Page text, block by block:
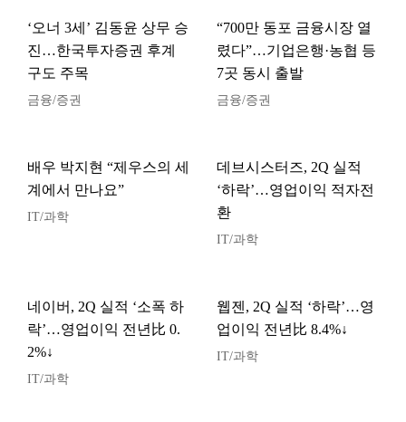
‘오너 3세’ 김동윤 상무 승
진…한국투자증권 후계
구도 주목
금융/증권
“700만 동포 금융시장 열
렸다”…기업은행·농협 등
7곳 동시 출발
금융/증권
배우 박지현 “제우스의 세
계에서 만나요”
IT/과학
데브시스터즈, 2Q 실적
‘하락’…영업이익 적자전
환
IT/과학
네이버, 2Q 실적 ‘소폭 하
락’…영업이익 전년比 0.
2%↓
IT/과학
웹젠, 2Q 실적 ‘하락’…영
업이익 전년比 8.4%↓
IT/과학